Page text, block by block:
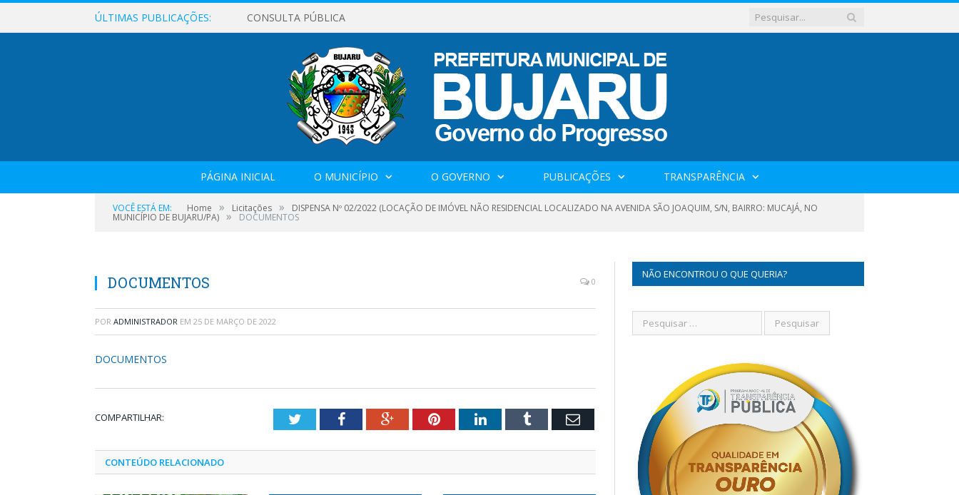
ÚLTIMAS PUBLICAÇÕES: CONSULTA PÚBLICA
PÁGINA INICIAL O MUNICÍPIO O GOVERNO PUBLICAÇÕES TRANSPARÊNCIA
VOCÊ ESTÁ EM: Home » Licitações » DISPENSA Nº 02/2022 (LOCAÇÃO DE IMÓVEL NÃO RESIDENCIAL LOCALIZADO NA AVENIDA SÃO JOAQUIM, S/N, BAIRRO: MUCAJÁ, NO
MUNICÍPIO DE BUJARU/PA) » DOCUMENTOS
DOCUMENTOS 0
POR ADMINISTRADOR EM 25 DE MARÇO DE 2022
DOCUMENTOS
COMPARTILHAR: TwitterFacebookGoogle+PinterestLinkedInTumblr Email
CONTEÚDO RELACIONADO
NÃO ENCONTROU O QUE QUERIA?